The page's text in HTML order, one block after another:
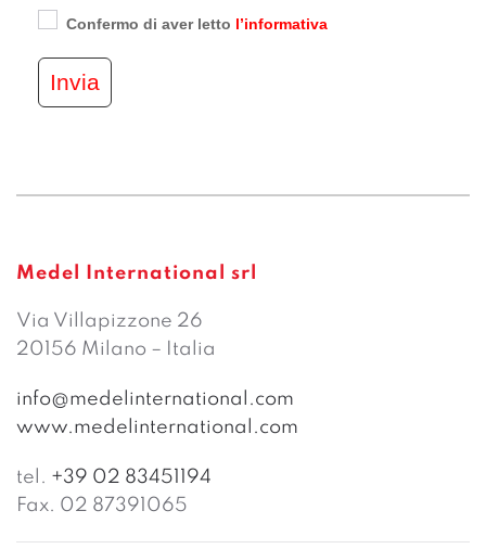
Confermo di aver letto l’informativa
Invia
Medel International srl
Via Villapizzone 26
20156 Milano – Italia
info@medelinternational.com
www.medelinternational.com
tel. +39 02 83451194
Fax. 02 87391065